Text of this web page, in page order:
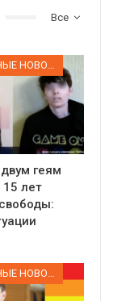
Все
геям
15 лет